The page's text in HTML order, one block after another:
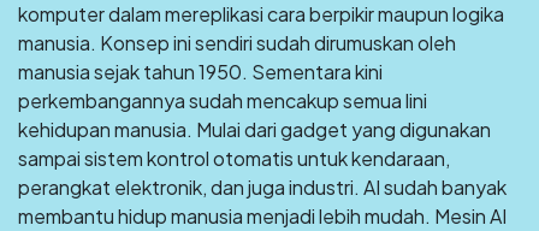
komputer dalam mereplikasi cara berpikir maupun logika
manusia. Konsep ini sendiri sudah dirumuskan oleh
manusia sejak tahun 1950. Sementara kini
perkembangannya sudah mencakup semua lini
kehidupan manusia. Mulai dari gadget yang digunakan
sampai sistem kontrol otomatis untuk kendaraan,
perangkat elektronik, dan juga industri. AI sudah banyak
membantu hidup manusia menjadi lebih mudah. Mesin AI